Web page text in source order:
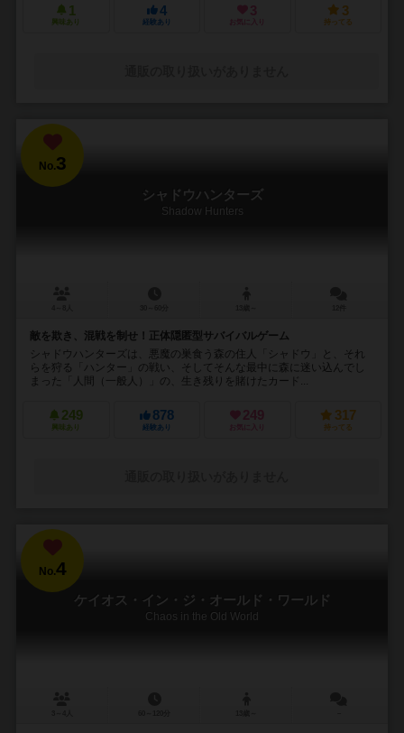
1
興味あり
4
経験あり
3
お気に入り
3
持ってる
No.3
シャドウハンターズ
Shadow Hunters
敵を欺き、混戦を制せ！正体隠匿型サバイバルゲーム
シャドウハンターズは、悪魔の巣食う森の住人「シャドウ」と、それ
らを狩る「ハンター」の戦い、そしてそんな最中に森に迷い込んでし
まった「人間（一般人）」の、生き残りを賭けたカード...
249
興味あり
878
経験あり
249
お気に入り
317
持ってる
No.4
ケイオス・イン・ジ・オールド・ワールド
Chaos in the Old World